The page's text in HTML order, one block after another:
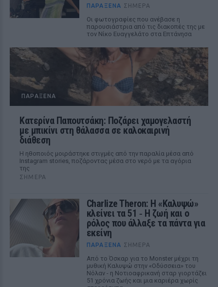
ΠΑΡΆΞΕΝΑ ΣΉΜΕΡΑ
Οι φωτογραφίες που ανέβασε η
παρουσιάστρια από τις διακοπές της με
τον Νίκο Ευαγγελάτο στα Επτάνησα
ΠΑΡΆΞΕΝΑ
Κατερίνα Παπουτσάκη: Ποζάρει χαμογελαστή
με μπικίνι στη θάλασσα σε καλοκαιρινή
διάθεση
Η ηθοποιός μοιράστηκε στιγμές από την παραλία μέσα από
Instagram stories, ποζάροντας μέσα στο νερό με τα αγόρια
της
ΣΉΜΕΡΑ
Charlize Theron: Η «Καλυψώ»
κλείνει τα 51 ‑ H ζωή και ο
ρόλος που άλλαξε τα πάντα για
εκείνη
ΠΑΡΆΞΕΝΑ ΣΉΜΕΡΑ
Από το Όσκαρ για το Monster μέχρι τη
μυθική Καλυψώ στην «Οδύσσεια» του
Νόλαν - η Νοτιοαφρικανή σταρ γιορτάζει
51 χρόνια ζωής και μια καριέρα χωρίς